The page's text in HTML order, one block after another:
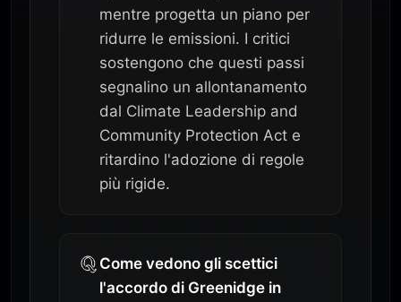
mentre progetta un piano per
ridurre le emissioni. I critici
sostengono che questi passi
segnalino un allontanamento
dal Climate Leadership and
Community Protection Act e
ritardino l'adozione di regole
più rigide.
Come vedono gli scettici
l'accordo di Greenidge in